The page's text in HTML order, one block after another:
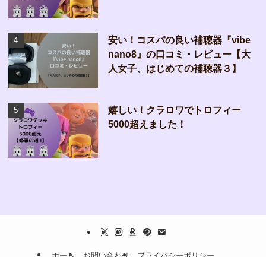
安い！コスパの良い補聴器『vibe
nano8』の口コミ・レビュー【大
人女子、はじめての補聴器３】
嬉しい！クラロワでトロフィー
5000超えました！